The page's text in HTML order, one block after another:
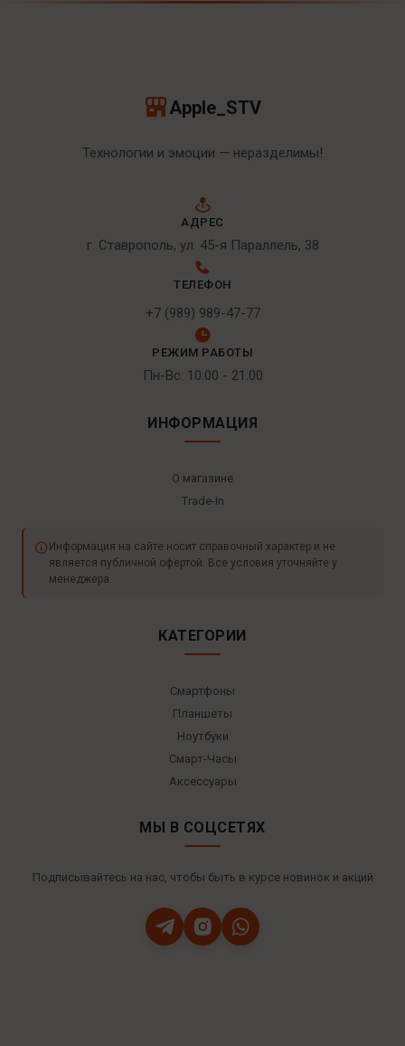
Apple_STV
Технологии и эмоции — неразделимы!
АДРЕС
г. Ставрополь, ул. 45-я Параллель, 38
ТЕЛЕФОН
+7 (989) 989-47-77
РЕЖИМ РАБОТЫ
Пн-Вс: 10:00 - 21:00
ИНФОРМАЦИЯ
О магазине
Trade-In
Информация на сайте носит справочный характер и не
является публичной офертой. Все условия уточняйте у
менеджера.
КАТЕГОРИИ
Смартфоны
Планшеты
Ноутбуки
Смарт-Часы
Аксессуары
МЫ В СОЦСЕТЯХ
Подписывайтесь на нас, чтобы быть в курсе новинок и акций